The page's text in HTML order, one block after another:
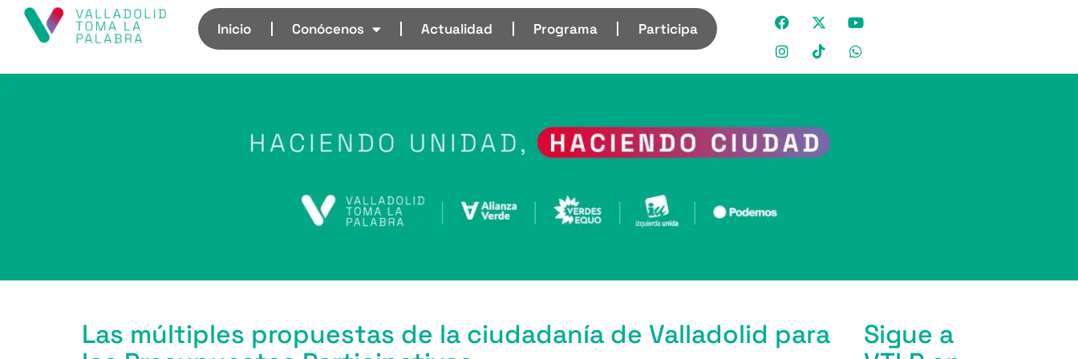
Inicio Conócenos Actualidad Programa Participa
Las múltiples propuestas de la ciudadanía de Valladolid para
Sigue a